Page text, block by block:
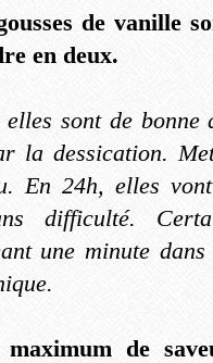
de vanille
en deux.
sont de bonne
la dessication.
En 24h, elles
difficulté.
une minute
de